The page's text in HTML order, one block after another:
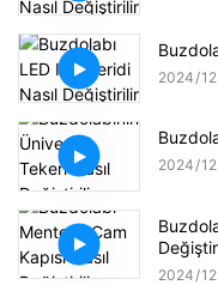
2024 12
2024 12
2024 12